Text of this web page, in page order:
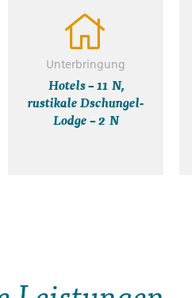
Unterbringung
Hotels – 11 N,
rustikale Dschungel-
Lodge – 2 N